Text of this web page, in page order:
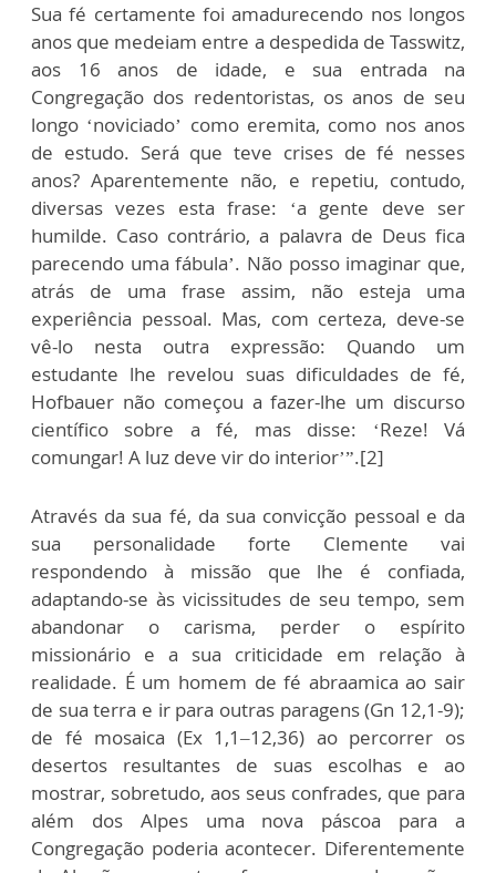
Sua fé certamente foi amadurecendo nos longos
anos que medeiam entre a despedida de Tasswitz,
aos 16 anos de idade, e sua entrada na
Congregação dos redentoristas, os anos de seu
longo ‘noviciado’ como eremita, como nos anos
de estudo. Será que teve crises de fé nesses
anos? Aparentemente não, e repetiu, contudo,
diversas vezes esta frase: ‘a gente deve ser
humilde. Caso contrário, a palavra de Deus fica
parecendo uma fábula’. Não posso imaginar que,
atrás de uma frase assim, não esteja uma
experiência pessoal. Mas, com certeza, deve-se
vê-lo nesta outra expressão: Quando um
estudante lhe revelou suas dificuldades de fé,
Hofbauer não começou a fazer-lhe um discurso
científico sobre a fé, mas disse: ‘Reze! Vá
comungar! A luz deve vir do interior’”.[2]
Através da sua fé, da sua convicção pessoal e da
sua personalidade forte Clemente vai
respondendo à missão que lhe é confiada,
adaptando-se às vicissitudes de seu tempo, sem
abandonar o carisma, perder o espírito
missionário e a sua criticidade em relação à
realidade. É um homem de fé abraamica ao sair
de sua terra e ir para outras paragens (Gn 12,1-9);
de fé mosaica (Ex 1,1–12,36) ao percorrer os
desertos resultantes de suas escolhas e ao
mostrar, sobretudo, aos seus confrades, que para
além dos Alpes uma nova páscoa para a
Congregação poderia acontecer. Diferentemente